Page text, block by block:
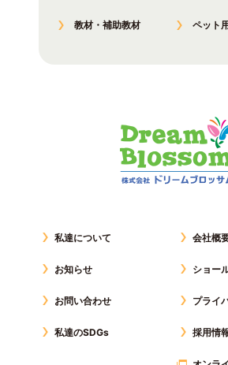
教材・補助教材 ペット
私達について
お知らせ
お問い合わせ
私達のSDGs
会社概
ショー
プライ
採用情